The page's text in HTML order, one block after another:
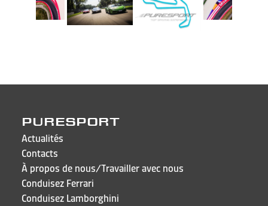
PURESPORT
Actualités
Contacts
À propos de nous/Travailler avec nous
Conduisez Ferrari
Conduisez Lamborghini